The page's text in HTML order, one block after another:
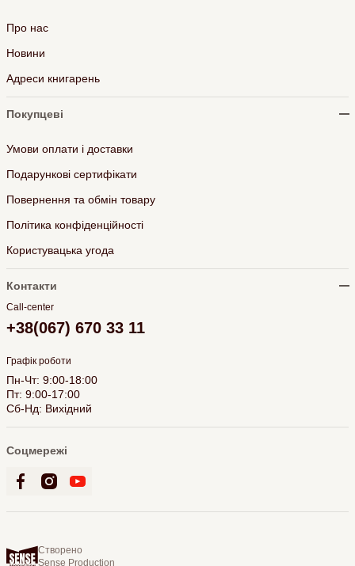
Про нас
Новини
Адреси книгарень
Покупцеві
Умови оплати і доставки
Подарункові сертифікати
Повернення та обмін товару
Політика конфіденційності
Користувацька угода
Контакти
Call-center
+38(067) 670 33 11
Графік роботи
Пн-Чт: 9:00-18:00
Пт: 9:00-17:00
Сб-Нд: Вихідний
Соцмережі
Створено
Sense Production